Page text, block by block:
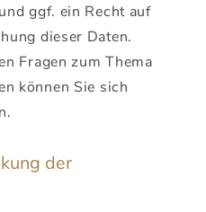
ggf. ein Recht auf
dieser Daten.
Fragen zum Thema
können Sie sich
der